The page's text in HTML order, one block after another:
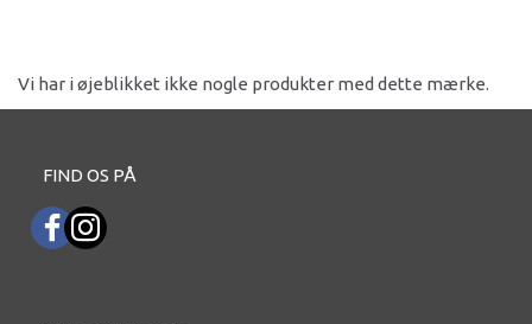
Vi har i øjeblikket ikke nogle produkter med dette mærke.
FIND OS PÅ